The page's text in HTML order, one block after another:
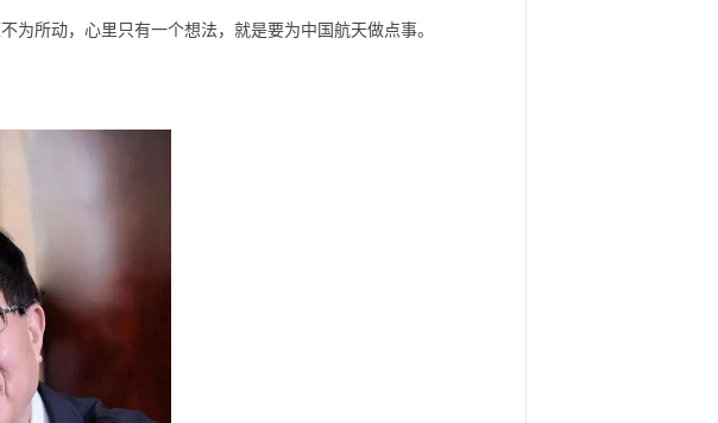
所动，心里只有一个想法，就是要为中国航天做点事。